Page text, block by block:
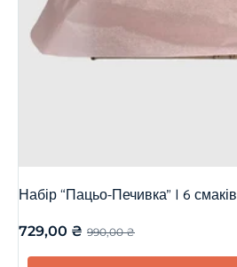
Набір “Пацьо-Печивка” | 6 смаків
990,00₴
729,00 ₴